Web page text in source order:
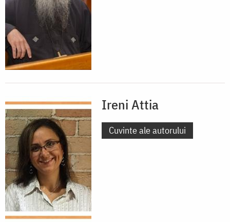
Ireni Attia
Cuvinte ale autorului